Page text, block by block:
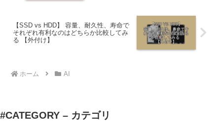
【SSD vs HDD】 容量、耐久性、寿命で
それぞれ有利なのはどちらか比較してみ
る 【外付け】
ホーム AI
#CATEGORY – カテゴリ